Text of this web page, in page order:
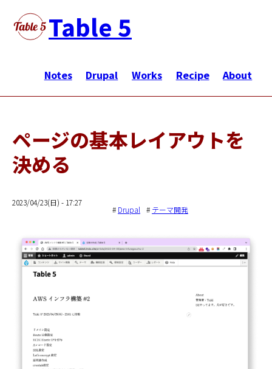
main
Table 5
ン
ビ
ゲ
ー
シ
ョ
ン
Notes Drupal Works Recipe About
ページの基本レイアウトを
決める
2023/04/23(日) - 17:27
Drupal テーマ開発